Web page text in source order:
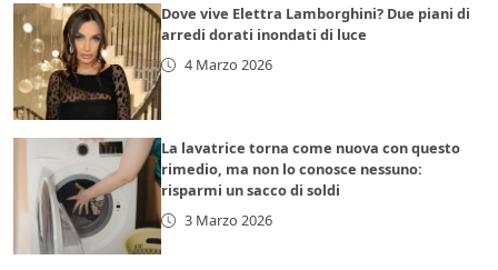
Dove vive Elettra Lamborghini? Due piani di
arredi dorati inondati di luce
4 Marzo 2026
La lavatrice torna come nuova con questo
rimedio, ma non lo conosce nessuno:
risparmi un sacco di soldi
3 Marzo 2026